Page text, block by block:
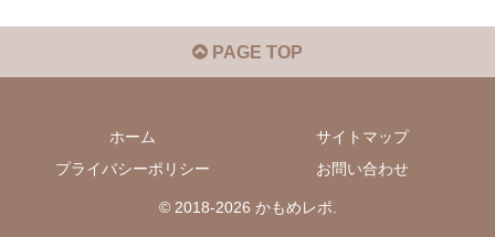
PAGE TOP
ホーム
サイトマップ
プライバシーポリシー
お問い合わせ
© 2018-2026 かもめレポ.